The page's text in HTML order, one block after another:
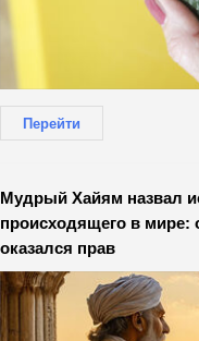
Перейти
Мудрый Хайям назвал
происходящего в мире:
оказался прав